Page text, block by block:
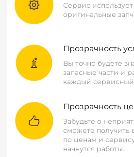
Сервис использует
оригинальные
Прозрачность
Вы точно будете
запасные части и
каждый сервисный
Прозрачность
Забудьте о
сможете
по ценам и
начнутся работы.